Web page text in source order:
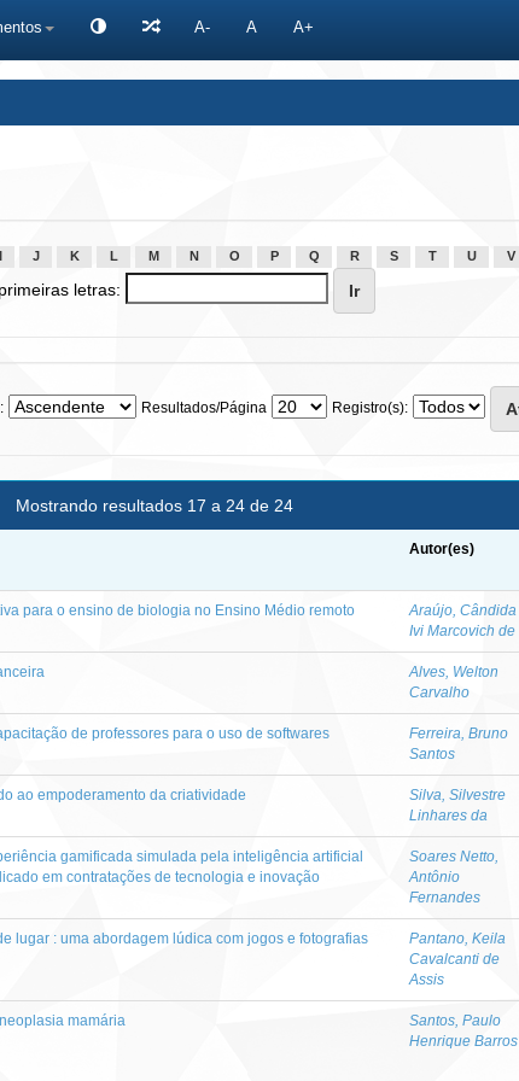
A- A A+
J K L M N O P Q R S T U V
letras:
Resultados/Página Registro(s):
Mostrando resultados 17 a 24 de 24
Autor(es)
para o ensino de biologia no Ensino Médio remoto
Araújo, Cândida
Ivi Marcovich de
Alves, Welton
Carvalho
de professores para o uso de softwares
Ferreira, Bruno
Santos
ao empoderamento da criatividade
Silva, Silvestre
Linhares da
gamificada simulada pela inteligência artificial
em contratações de tecnologia e inovação
Soares Netto,
Antônio
Fernandes
lugar : uma abordagem lúdica com jogos e fotografias
Pantano, Keila
Cavalcanti de
Assis
mamária
Santos, Paulo
Henrique Barros